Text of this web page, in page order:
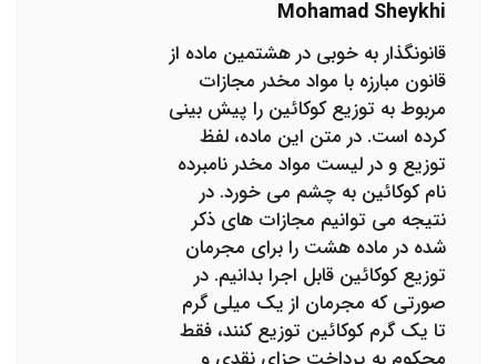
Mohamad Sheykhi
قانونگذار به خوبی در هشتمین ماده از
قانون مبارزه با مواد مخدر مجازات
مربوط به توزیع کوکائین را پیش بینی
کرده است. در متن این ماده، لفظ
توزیع و در لیست مواد مخدر نامبرده
نام کوکائین به چشم می خورد. در
نتیجه می توانیم مجازات های ذکر
شده در ماده هشت را برای مجرمان
توزیع کوکائین قابل اجرا بدانیم. در
صورتی که مجرمان از یک میلی گرم
تا یک گرم کوکائین توزیع کنند، فقط